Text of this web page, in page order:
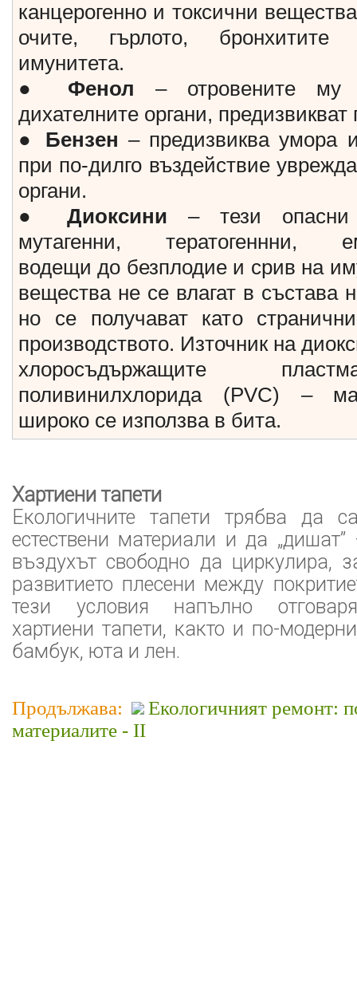
канцерогенно и токсични
очите, гърлото,
имунитета.
● Фенол – отровените му
дихателните органи, предизвикват
● Бензен – предизвиква умора
при по-дилго въздействие
органи.
● Диоксини – тези опасни
мутагенни, тератогеннни,
водещи до безплодие и срив на
вещества не се влагат в състава
но се получават като
производството. Източник на
хлоросъдържащите
поливинилхлорида (PVC) –
широко се използва в бита.
Хартиени тапети
Екологичните тапети трябва да
естествени материали и да „дишат”
въздухът свободно да циркулира,
развитието плесени между
тези условия напълно
хартиени тапети, както и по-
бамбук, юта и лен.
Продължава:
Екологичният ремонт:
материалите - II